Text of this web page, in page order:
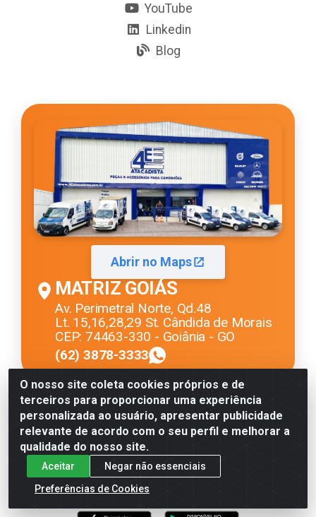
O nosso site coleta cookies próprios e de
terceiros para proporcionar uma experiência
personalizada ao usuário, apresentar publicidade
relevante de acordo com o seu perfil e melhorar a
qualidade do nosso site.
Aceitar
Negar não essenciais
Preferências de Cookies
YouTube
Linkedin
Blog
Abrir no Maps
MATRIZ GOIÁS
Av. Perimetral Norte, Qd.48
Lt. 15,16,28,29 St. Cândida de Morais
CEP: 74463-330 - Goiânia - GO
(62) 3878-3333
Site Seguro
Baixe já nosso APP